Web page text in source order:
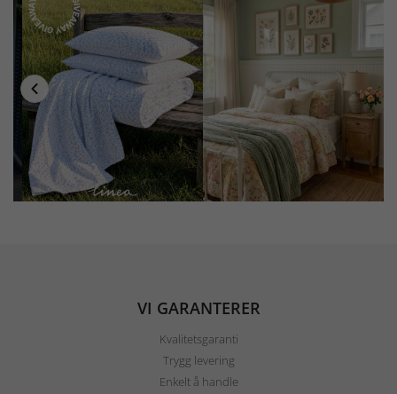
VI GARANTERER
Kvalitetsgaranti
Trygg levering
Enkelt å handle